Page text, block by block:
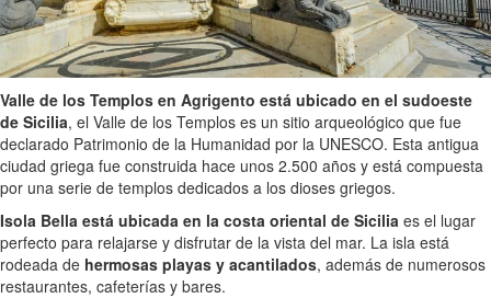
Valle de los Templos en Agrigento está ubicado en el sudoeste
de Sicilia, el Valle de los Templos es un sitio arqueológico que fue
declarado Patrimonio de la Humanidad por la UNESCO. Esta antigua
ciudad griega fue construida hace unos 2.500 años y está compuesta
por una serie de templos dedicados a los dioses griegos.
Isola Bella está ubicada en la costa oriental de Sicilia es el lugar
perfecto para relajarse y disfrutar de la vista del mar. La isla está
rodeada de hermosas playas y acantilados, además de numerosos
restaurantes, cafeterías y bares.